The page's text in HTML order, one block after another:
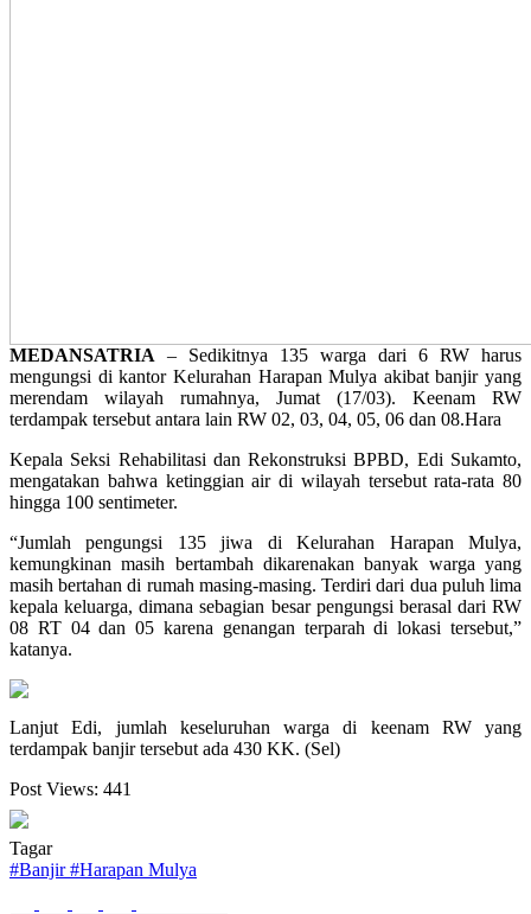
MEDANSATRIA – Sedikitnya 135 warga dari 6 RW harus
mengungsi di kantor Kelurahan Harapan Mulya akibat banjir yang
merendam wilayah rumahnya, Jumat (17/03). Keenam RW
terdampak tersebut antara lain RW 02, 03, 04, 05, 06 dan 08.Hara
Kepala Seksi Rehabilitasi dan Rekonstruksi BPBD, Edi Sukamto,
mengatakan bahwa ketinggian air di wilayah tersebut rata-rata 80
hingga 100 sentimeter.
“Jumlah pengungsi 135 jiwa di Kelurahan Harapan Mulya,
kemungkinan masih bertambah dikarenakan banyak warga yang
masih bertahan di rumah masing-masing. Terdiri dari dua puluh lima
kepala keluarga, dimana sebagian besar pengungsi berasal dari RW
08 RT 04 dan 05 karena genangan terparah di lokasi tersebut,”
katanya.
Lanjut Edi, jumlah keseluruhan warga di keenam RW yang
terdampak banjir tersebut ada 430 KK. (Sel)
Post Views: 441
Tagar
#Banjir#Harapan Mulya